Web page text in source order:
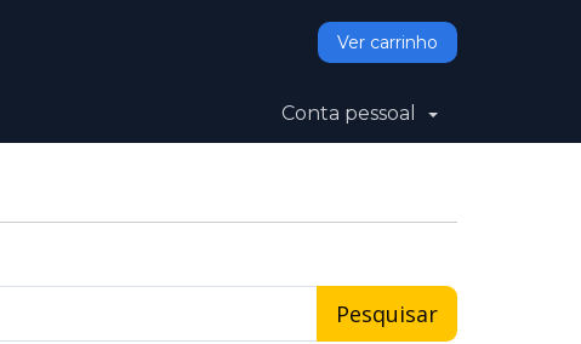
Ver carrinho
Conta pessoal